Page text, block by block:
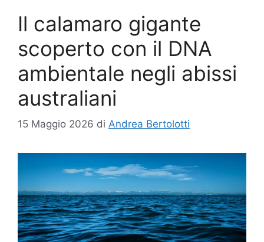
Il calamaro gigante
scoperto con il DNA
ambientale negli abissi
australiani
15 Maggio 2026 di Andrea Bertolotti